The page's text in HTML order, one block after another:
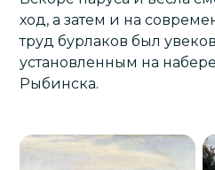
ход, а затем и на
труд бурлаков был
установленным на
Рыбинска.